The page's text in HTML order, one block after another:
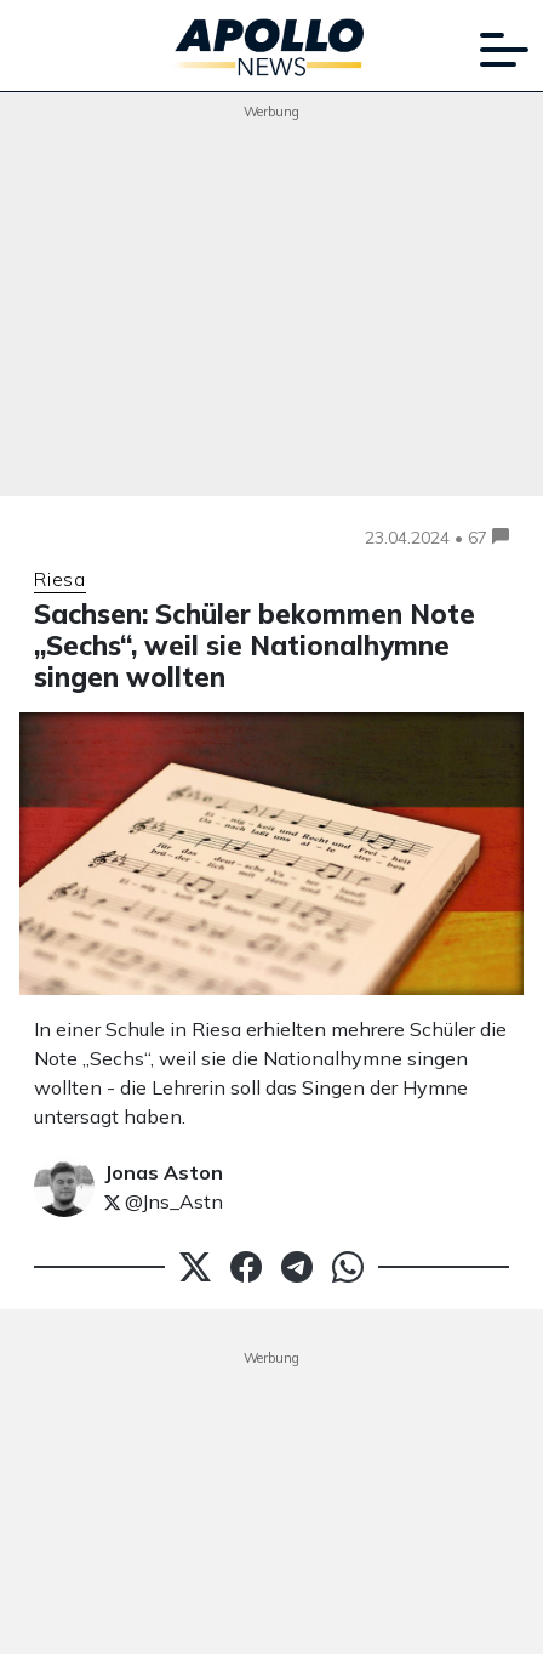
Werbung
23.04.2024 • 67
Riesa
Sachsen: Schüler bekommen Note
„Sechs“, weil sie Nationalhymne
singen wollten
In einer Schule in Riesa erhielten mehrere Schüler die
Note „Sechs“, weil sie die Nationalhymne singen
wollten - die Lehrerin soll das Singen der Hymne
untersagt haben.
Jonas Aston
@Jns_Astn
Werbung